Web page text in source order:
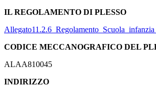
IL REGOLAMENTO DI PLESSO
CODICE MECCANOGRAFICO DEL
ALAA810045
INDIRIZZO